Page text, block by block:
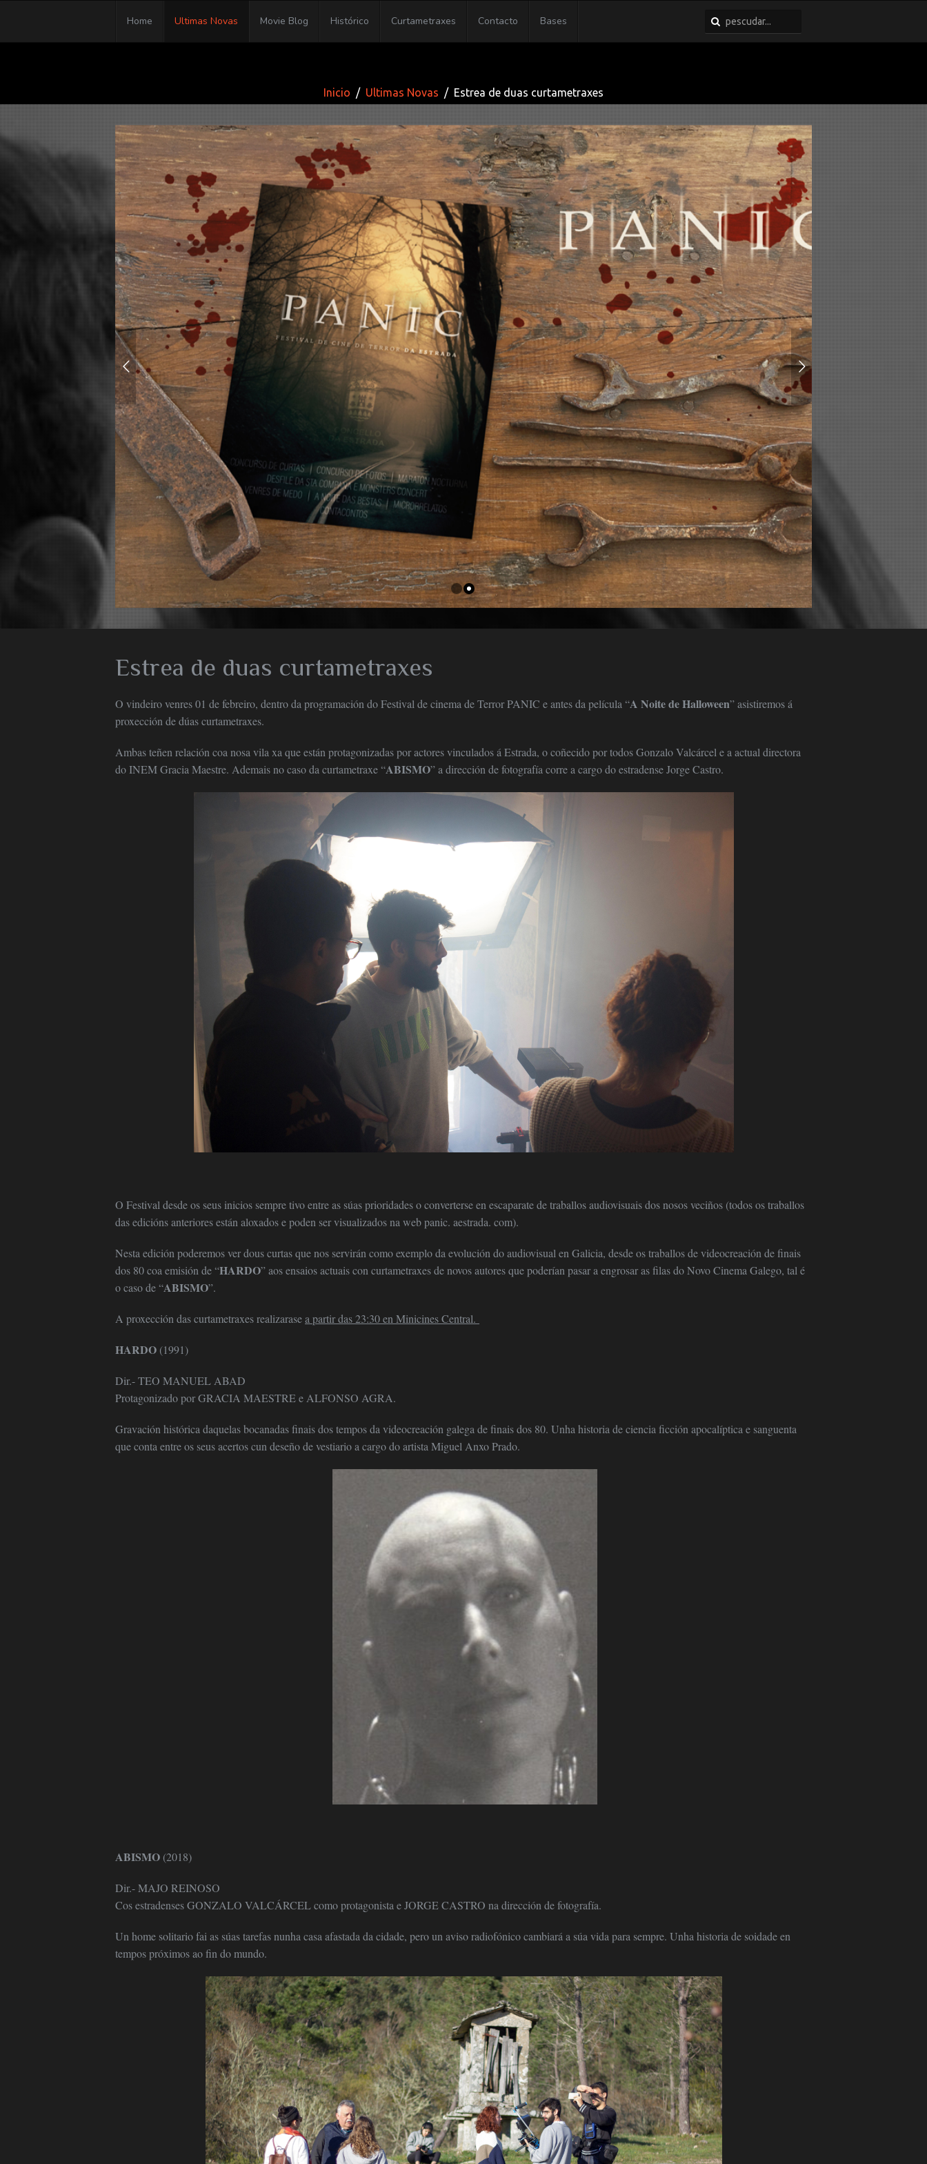
Home Ultimas Novas Movie Blog Histórico Curtametraxes Contacto Bases
Inicio Ultimas Novas Estrea de duas curtametraxes
Estrea de duas curtametraxes
O vindeiro venres 01 de febreiro, dentro da programación do Festival de cinema de Terror PANIC e antes da película “A Noite de Halloween” asistiremos á
proxección de dúas curtametraxes.
Ambas teñen relación coa nosa vila xa que están protagonizadas por actores vinculados á Estrada, o coñecido por todos Gonzalo Valcárcel e a actual directora
do INEM Gracia Maestre. Ademais no caso da curtametraxe “ABISMO” a dirección de fotografía corre a cargo do estradense Jorge Castro.
O Festival desde os seus inicios sempre tivo entre as súas prioridades o converterse en escaparate de traballos audiovisuais dos nosos veciños (todos os traballos
das edicións anteriores están aloxados e poden ser visualizados na web panic. aestrada. com).
Nesta edición poderemos ver dous curtas que nos servirán como exemplo da evolución do audiovisual en Galicia, desde os traballos de videocreación de finais
dos 80 coa emisión de “HARDO” aos ensaios actuais con curtametraxes de novos autores que poderían pasar a engrosar as filas do Novo Cinema Galego, tal é
o caso de “ABISMO”.
A proxección das curtametraxes realizarasea partir das 23:30 en Minicines Central.
HARDO (1991)
Dir.- TEO MANUEL ABAD
Protagonizado por GRACIA MAESTRE e ALFONSO AGRA.
Gravación histórica daquelas bocanadas finais dos tempos da videocreación galega de finais dos 80. Unha historia de ciencia ficción apocalíptica e sanguenta
que conta entre os seus acertos cun deseño de vestiario a cargo do artista Miguel Anxo Prado.
ABISMO (2018)
Dir.- MAJO REINOSO
Cos estradenses GONZALO VALCÁRCEL como protagonista e JORGE CASTRO na dirección de fotografía.
Un home solitario fai as súas tarefas nunha casa afastada da cidade, pero un aviso radiofónico cambiará a súa vida para sempre. Unha historia de soidade en
tempos próximos ao fin do mundo.